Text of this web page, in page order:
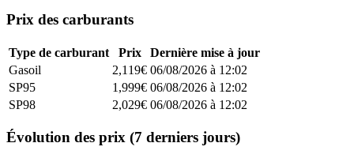
Prix des carburants
Type de carburant Prix
Dernière mise à jour
Gasoil
2,119€ 06/08/2026 à 12:02
SP95
1,999€ 06/08/2026 à 12:02
SP98
2,029€ 06/08/2026 à 12:02
Évolution des prix (7 derniers jours)